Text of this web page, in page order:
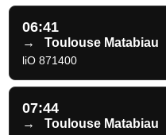
06:41
→ Toulouse Matabiau
liO 871400
07:44
→ Toulouse Matabiau